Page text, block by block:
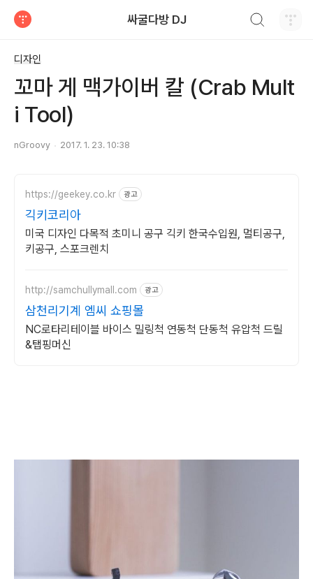
싸굴다방 DJ
디자인
꼬마 게 맥가이버 칼 (Crab Mult
i Tool)
nGroovy 2017. 1. 23. 10:38
https://geekey.co.kr 광고
긱키코리아
미국 디자인 다목적 초미니 공구 긱키 한국수입원, 멀티공구,
키공구, 스포크렌치
http://samchullymall.com 광고
삼천리기계 엠씨 쇼핑몰
NC로타리테이블 바이스 밀링척 연동척 단동척 유압척 드릴
&탭핑머신